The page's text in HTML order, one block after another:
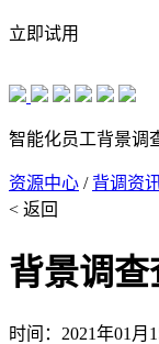
立即试用
智能化员工背景调
资源中心 / 背调资
< 返回
背景调查
时间：2021年01月